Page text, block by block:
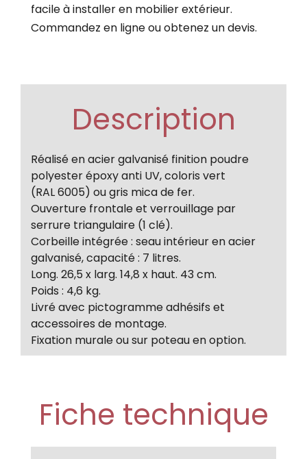
facile à installer en mobilier extérieur.
Commandez en ligne ou obtenez un devis.
Description
Réalisé en acier galvanisé finition poudre
polyester époxy anti UV, coloris vert
(RAL 6005) ou gris mica de fer.
Ouverture frontale et verrouillage par
serrure triangulaire (1 clé).
Corbeille intégrée : seau intérieur en acier
galvanisé, capacité : 7 litres.
Long. 26,5 x larg. 14,8 x haut. 43 cm.
Poids : 4,6 kg.
Livré avec pictogramme adhésifs et
accessoires de montage.
Fixation murale ou sur poteau en option.
Fiche technique